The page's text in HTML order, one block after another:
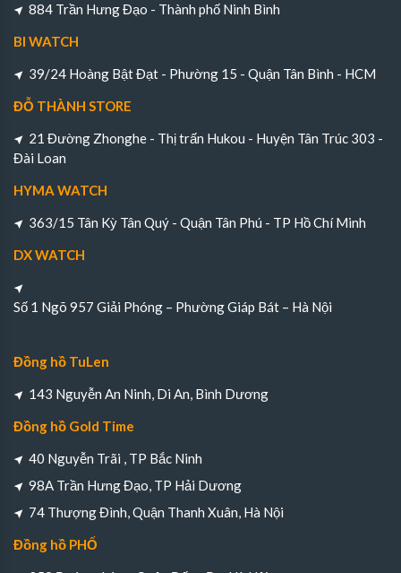
884 Trần Hưng Đạo - Thành phố Ninh Bình
BI WATCH
39/24 Hoàng Bật Đạt - Phường 15 - Quận Tân Bình - HCM
ĐỖ THÀNH STORE
21 Đường Zhonghe - Thị trấn Hukou - Huyện Tân Trúc 303 -
Đài Loan
HYMA WATCH
363/15 Tân Kỳ Tân Quý - Quận Tân Phú - TP Hồ Chí Minh
DX WATCH
Số 1 Ngõ 957 Giải Phóng – Phường Giáp Bát – Hà Nội
Đồng hồ TuLen
143 Nguyễn An Ninh, Di An, Bình Dương
Đồng hồ Gold Time
40 Nguyễn Trãi , TP Bắc Ninh
98A Trần Hưng Đạo, TP Hải Dương
74 Thượng Đình, Quận Thanh Xuân, Hà Nội
Đồng hồ PHỐ